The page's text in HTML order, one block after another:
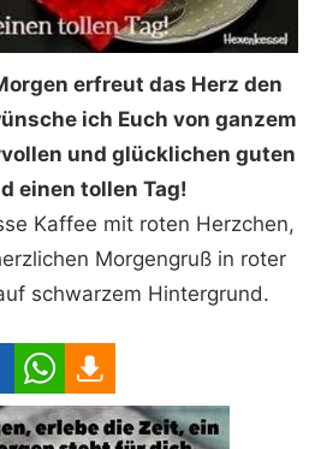
erfreut das Herz den
ich Euch von ganzem
und glücklichen guten
einen tollen Tag!
Kaffee mit roten Herzchen,
Morgengruß in roter
schwarzem Hintergrund.